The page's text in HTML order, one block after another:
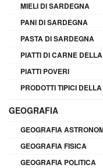
MIELI DI SARDEGNA
PANI DI SARDEGNA
PASTA DI SARDEGNA
PIATTI DI CARNE
PIATTI POVERI
PRODOTTI TIPICI
GEOGRAFIA
GEOGRAFIA
GEOGRAFIA FISICA
GEOGRAFIA POLITICA